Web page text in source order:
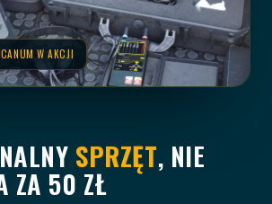
W AKCJI
SPRZĘT, NIE
ZA 50 ZŁ